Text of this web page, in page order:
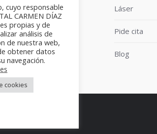
clínicas.
Láser
Pide cita
Blog
cuyo responsable
CARMEN DÍAZ
propias y de
análisis de
de nuestra web,
obtener datos
navegación.
cookies